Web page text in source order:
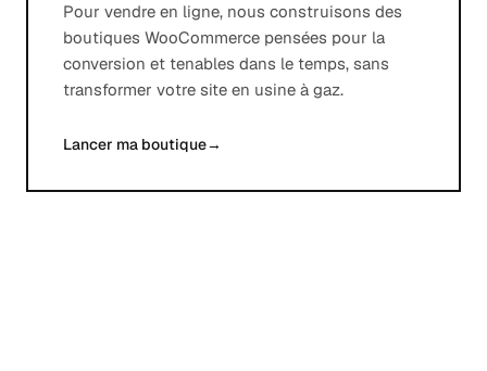
Pour vendre en ligne, nous construisons des
boutiques WooCommerce pensées pour la
conversion et tenables dans le temps, sans
transformer votre site en usine à gaz.
Lancer ma boutique→